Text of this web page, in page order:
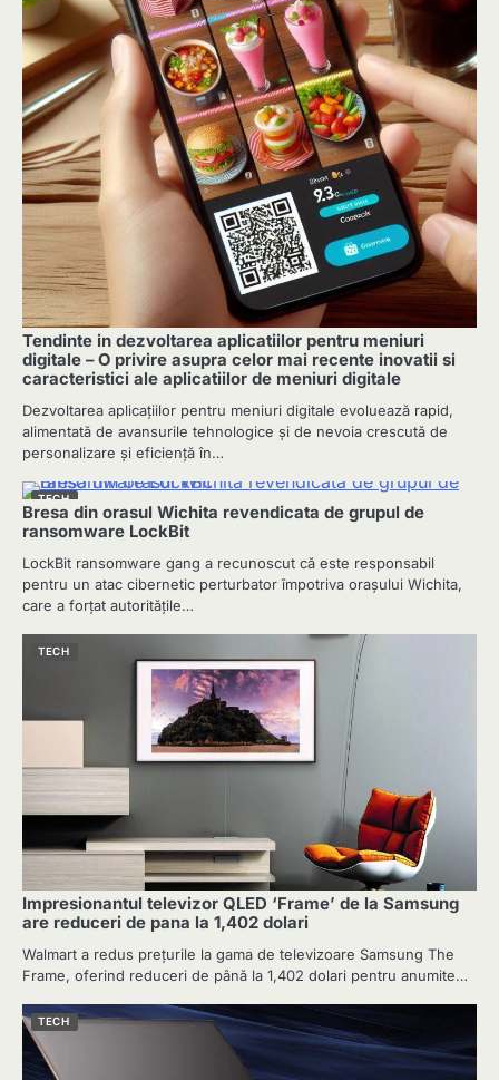
Tendinte in dezvoltarea aplicatiilor pentru meniuri
digitale – O privire asupra celor mai recente inovatii si
caracteristici ale aplicatiilor de meniuri digitale
Dezvoltarea aplicațiilor pentru meniuri digitale evoluează rapid,
alimentată de avansurile tehnologice și de nevoia crescută de
personalizare și eficiență în…
TECH
Bresa din orasul Wichita revendicata de grupul de
ransomware LockBit
LockBit ransomware gang a recunoscut că este responsabil
pentru un atac cibernetic perturbator împotriva orașului Wichita,
care a forțat autoritățile…
TECH
Impresionantul televizor QLED ‘Frame’ de la Samsung
are reduceri de pana la 1,402 dolari
Walmart a redus prețurile la gama de televizoare Samsung The
Frame, oferind reduceri de până la 1,402 dolari pentru anumite…
TECH